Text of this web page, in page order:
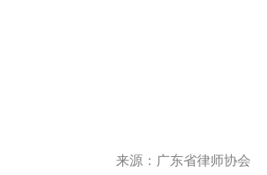
来源：广东省律师协会